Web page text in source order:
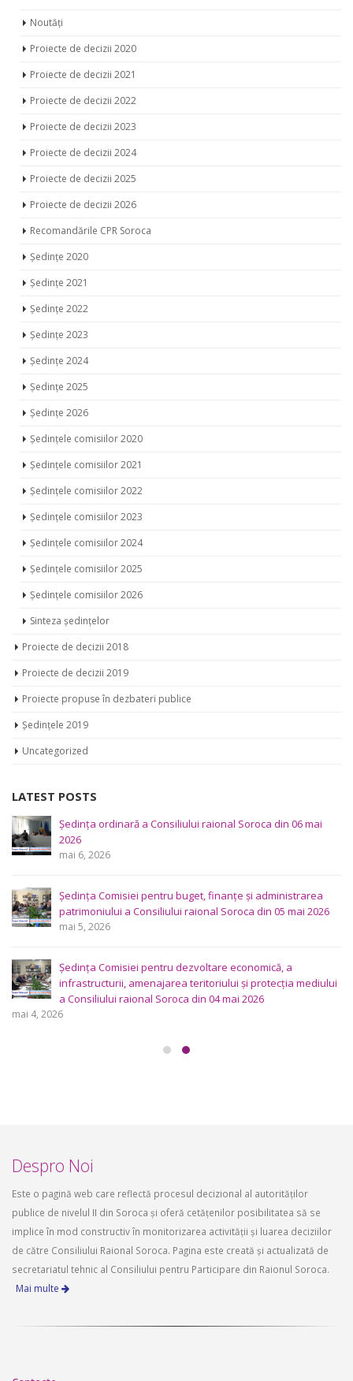
Proiecte de decizii 2020
Proiecte de decizii 2021
Proiecte de decizii 2022
Proiecte de decizii 2023
Proiecte de decizii 2024
Proiecte de decizii 2025
Proiecte de decizii 2026
Recomandările CPR Soroca
Ședințe 2020
Ședințe 2021
Ședințe 2022
Ședințe 2023
Ședințe 2024
Ședințe 2025
Ședințe 2026
Ședințele comisiilor 2020
Ședințele comisiilor 2021
Ședințele comisiilor 2022
Ședințele comisiilor 2023
Ședințele comisiilor 2024
Ședințele comisiilor 2025
Ședințele comisiilor 2026
Sinteza ședințelor
Proiecte de decizii 2018
Proiecte de decizii 2019
Proiecte propuse în dezbateri publice
Ședințele 2019
Uncategorized
Ședința Comisiei pentru întrebări juridice şi administraţie
mai 4, 2026
Consultări publice ale Consiliului Raional Soroca pentru
ședința ordinară a Consiliului raional din 6 mai 2026.
aprilie 29, 2026
proiectele de decizie planificate pentru a fi analizate la
ședința ordinară a Consiliului raional Soroca din 6 mai
2026.
aprilie 16, 2026
Despro Noi
Este o pagină web care reflectă procesul decizional al autorităților
publice de nivelul II din Soroca și oferă cetățenilor posibilitatea să se
implice în mod constructiv în monitorizarea activității și luarea deciziilor
de către Consiliului Raional Soroca. Pagina este creată și actualizată de
secretariatul tehnic al Consiliului pentru Participare din Raionul Soroca.
Mai multe